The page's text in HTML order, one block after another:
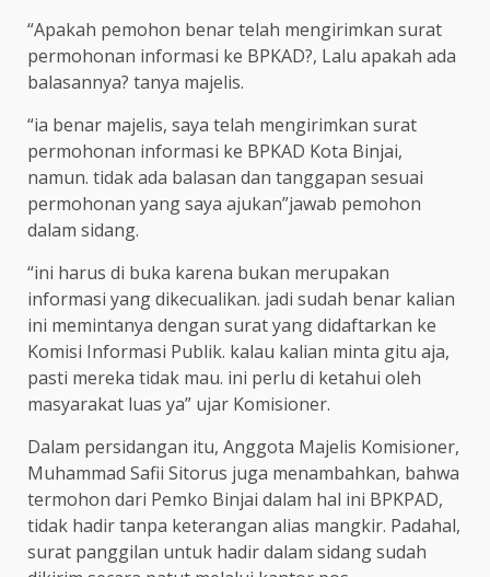
“Apakah pemohon benar telah mengirimkan surat
permohonan informasi ke BPKAD?, Lalu apakah ada
balasannya? tanya majelis.
“ia benar majelis, saya telah mengirimkan surat
permohonan informasi ke BPKAD Kota Binjai,
namun. tidak ada balasan dan tanggapan sesuai
permohonan yang saya ajukan”jawab pemohon
dalam sidang.
“ini harus di buka karena bukan merupakan
informasi yang dikecualikan. jadi sudah benar kalian
ini memintanya dengan surat yang didaftarkan ke
Komisi Informasi Publik. kalau kalian minta gitu aja,
pasti mereka tidak mau. ini perlu di ketahui oleh
masyarakat luas ya” ujar Komisioner.
Dalam persidangan itu, Anggota Majelis Komisioner,
Muhammad Safii Sitorus juga menambahkan, bahwa
termohon dari Pemko Binjai dalam hal ini BPKPAD,
tidak hadir tanpa keterangan alias mangkir. Padahal,
surat panggilan untuk hadir dalam sidang sudah